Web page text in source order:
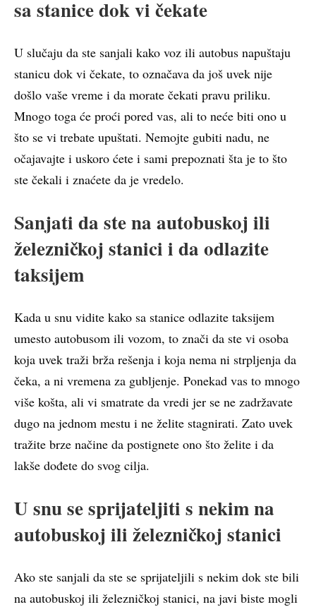
sa stanice dok vi čekate
U slučaju da ste sanjali kako voz ili autobus napuštaju
stanicu dok vi čekate, to označava da još uvek nije
došlo vaše vreme i da morate čekati pravu priliku.
Mnogo toga će proći pored vas, ali to neće biti ono u
što se vi trebate upuštati. Nemojte gubiti nadu, ne
očajavajte i uskoro ćete i sami prepoznati šta je to što
ste čekali i znaćete da je vredelo.
Sanjati da ste na autobuskoj ili
železničkoj stanici i da odlazite
taksijem
Kada u snu vidite kako sa stanice odlazite taksijem
umesto autobusom ili vozom, to znači da ste vi osoba
koja uvek traži brža rešenja i koja nema ni strpljenja da
čeka, a ni vremena za gubljenje. Ponekad vas to mnogo
više košta, ali vi smatrate da vredi jer se ne zadržavate
dugo na jednom mestu i ne želite stagnirati. Zato uvek
tražite brze načine da postignete ono što želite i da
lakše dođete do svog cilja.
U snu se sprijateljiti s nekim na
autobuskoj ili železničkoj stanici
Ako ste sanjali da ste se sprijateljili s nekim dok ste bili
na autobuskoj ili železničkoj stanici, na javi biste mogli